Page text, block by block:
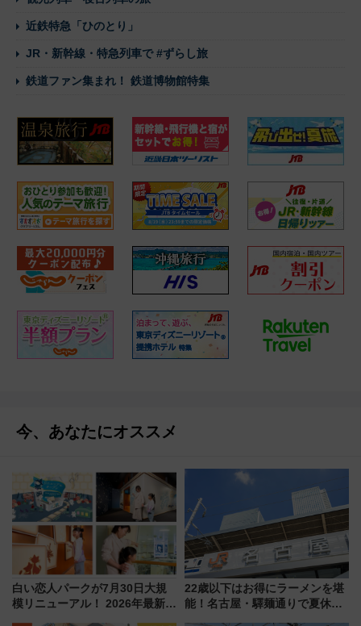
近鉄特急「ひのとり」
JR・新幹線・特急列車で #ずらし旅
鉄道ファン集まれ！ 鉄道博物館特集
今、あなたにオススメ
白い恋人パークが7月30日大規
模リニューアル！ 2026年最新の
22歳以下はお得にラーメンを堪
能！名古屋・驛麺通りで夏休み